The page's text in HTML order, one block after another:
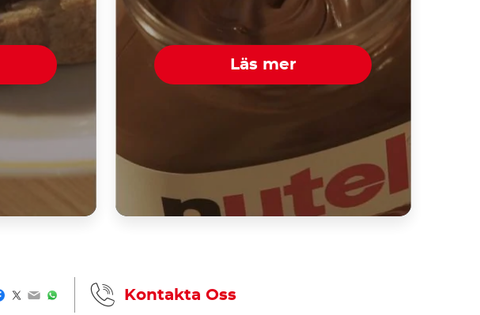
Läs mer
Twitter
EmailWhatsApp Kontakta Oss